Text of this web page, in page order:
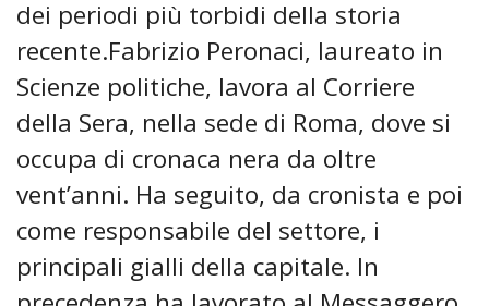
dei periodi più torbidi della storia
recente.Fabrizio Peronaci, laureato in
Scienze politiche, lavora al Corriere
della Sera, nella sede di Roma, dove si
occupa di cronaca nera da oltre
vent’anni. Ha seguito, da cronista e poi
come responsabile del settore, i
principali gialli della capitale. In